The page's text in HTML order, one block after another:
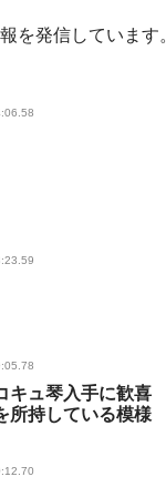
を発信しています
キュ琴入手に歓喜
所持している模様